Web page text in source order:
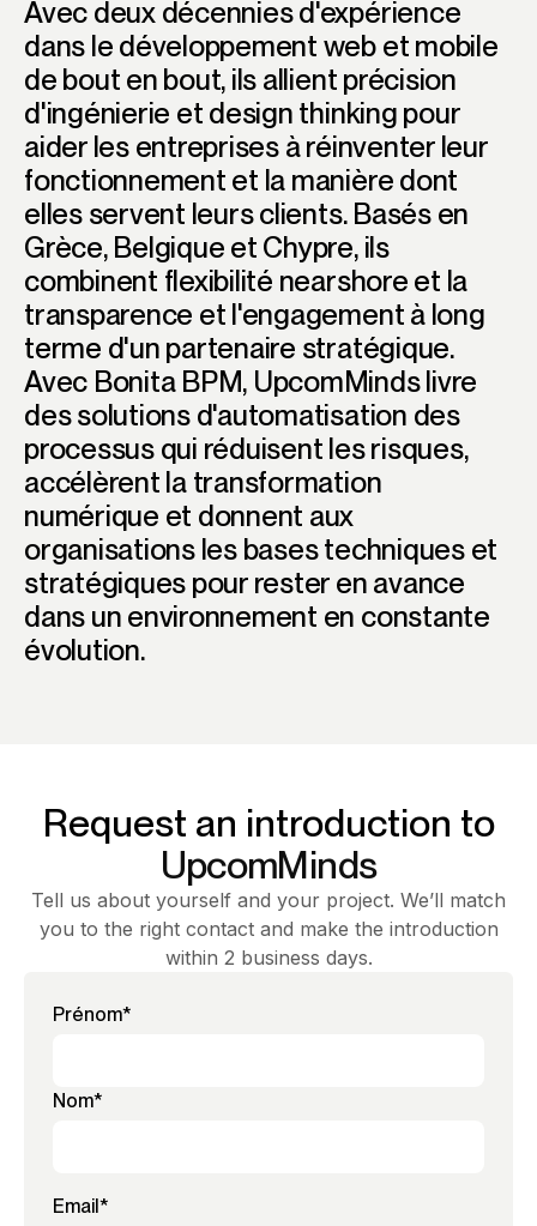
Avec deux décennies d'expérience
dans le développement web et mobile
de bout en bout, ils allient précision
d'ingénierie et design thinking pour
aider les entreprises à réinventer leur
fonctionnement et la manière dont
elles servent leurs clients. Basés en
Grèce, Belgique et Chypre, ils
combinent flexibilité nearshore et la
transparence et l'engagement à long
terme d'un partenaire stratégique.
Avec Bonita BPM, UpcomMinds livre
des solutions d'automatisation des
processus qui réduisent les risques,
accélèrent la transformation
numérique et donnent aux
organisations les bases techniques et
stratégiques pour rester en avance
dans un environnement en constante
évolution.
Request an introduction to
UpcomMinds
Tell us about yourself and your project. We’ll match
you to the right contact and make the introduction
within 2 business days.
Prénom*
Nom*
Email *